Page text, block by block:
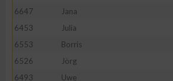
6647
Jana
6453
Julia
6553
Borris
6526
Jörg
6493
Uwe
verschiedenen Quellen